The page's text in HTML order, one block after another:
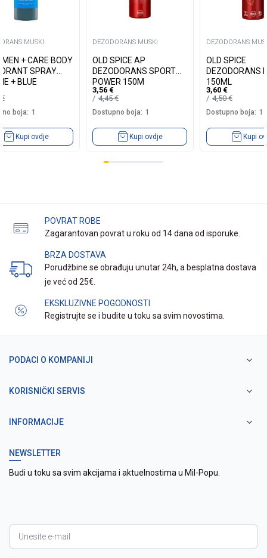
MUSKI
MEN + CARE BODY
SPRAY
+ BLUE
€
boja: 1
Kupi ovdje
DEZODORANS MUSKI
OLD SPICE AP
DEZODORANS SPORT
POWER 150M
3,56 €
4,45€
Dostupno boja: 1
Kupi ovdje
DEZODORANS
OLD SPICE
DEZODORANS
150ML
3,60 €
4,50€
Dostupno boja: 1
Kupi
POVRAT ROBE
Zagarantovan povrat u roku od 14 dana od isporuke.
BRZA DOSTAVA
Porudžbine se obrađuju unutar 24h, a besplatna dostava
je već od 25€.
EKSKLUZIVNE POGODNOSTI
Registrujte se i budite u toku sa svim novostima.
PODACI O KOMPANIJI
KORISNIČKI SERVIS
INFORMACIJE
NEWSLETTER
Budi u toku sa svim akcijama i aktuelnostima u Mil-Popu.